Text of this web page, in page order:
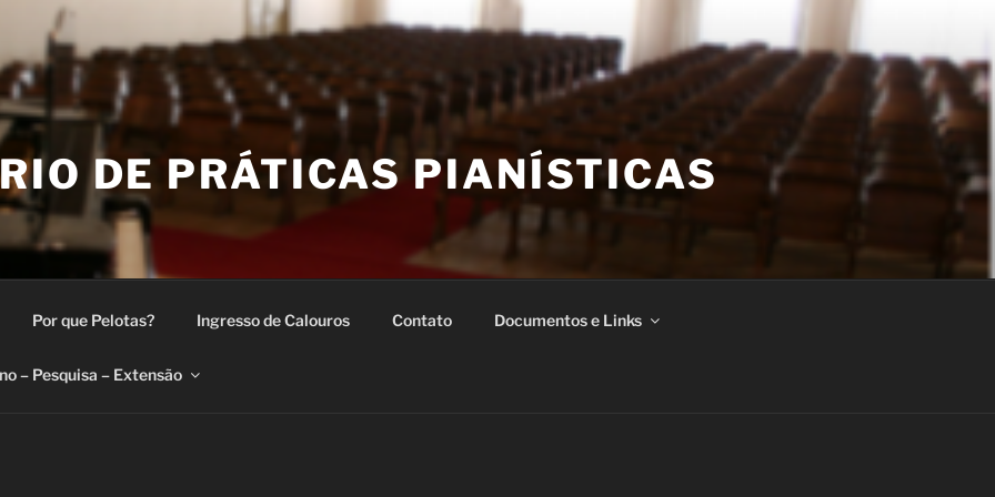
DE PRÁTICAS PIANÍSTICAS
Por que Pelotas? Ingresso de Calouros Contato Documentos e Links
– Pesquisa – Extensão